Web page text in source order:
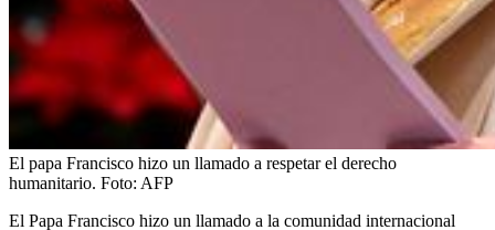
El papa Francisco hizo un llamado a respetar el derecho
humanitario. Foto: AFP
El Papa Francisco hizo un llamado a la comunidad internacional